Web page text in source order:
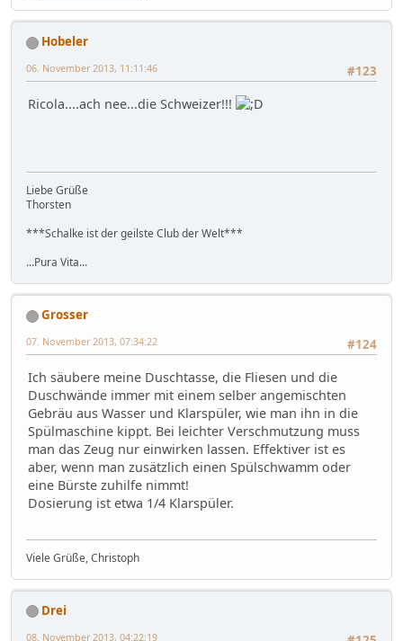
Hobeler
#123
06. November 2013, 11:11:46
Ricola....ach nee...die Schweizer!!!
Liebe Grüße
Thorsten
***Schalke ist der geilste Club der Welt***
...Pura Vita...
Grosser
#124
07. November 2013, 07:34:22
Ich säubere meine Duschtasse, die Fliesen und die
Duschwände immer mit einem selber angemischten
Gebräu aus Wasser und Klarspüler, wie man ihn in die
Spülmaschine kippt. Bei leichter Verschmutzung muss
man das Zeug nur einwirken lassen. Effektiver ist es
aber, wenn man zusätzlich einen Spülschwamm oder
eine Bürste zuhilfe nimmt!
Dosierung ist etwa 1/4 Klarspüler.
Viele Grüße, Christoph
Drei
08. November 2013, 04:22:19